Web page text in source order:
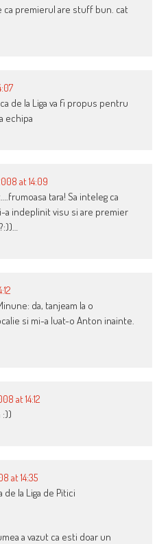
ca premierul are stuff bun. cat
de la Liga va fi propus pentru
echipa
at 14:09
tara! Sa inteleg ca
a indeplinit visu si are premier
da, tanjeam la o
si mi-a luat-o Anton inainte.
at 14:12
:))
at 14:35
de la Liga de Pitici
a vazut ca esti doar un